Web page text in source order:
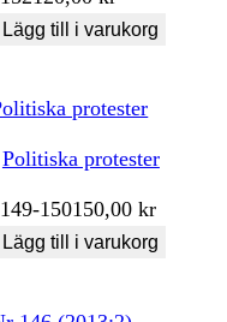
Lägg till i varukorg
Politiska protester
149-150150,00kr
Lägg till i varukorg